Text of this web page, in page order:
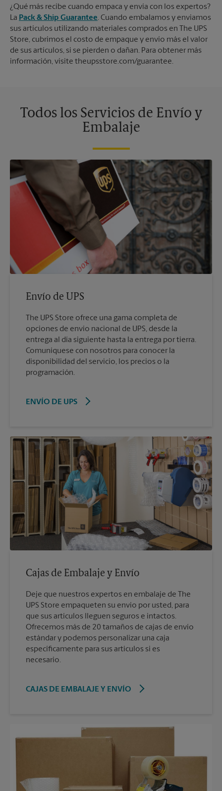
¿Qué más recibe cuando empaca y envía con los expertos?
La Pack & Ship Guarantee. Cuando embalamos y enviamos
sus artículos utilizando materiales comprados en The UPS
Store, cubrimos el costo de empaque y envío más el valor
de sus artículos, si se pierden o dañan. Para obtener más
información, visite theupsstore.com/guarantee.
Todos los Servicios de Envío y
Embalaje
Envío de UPS
The UPS Store ofrece una gama completa de
opciones de envío nacional de UPS, desde la
entrega al día siguiente hasta la entrega por tierra.
Comuníquese con nosotros para conocer la
disponibilidad del servicio, los precios o la
programación.
ENVÍO DE UPS
Cajas de Embalaje y Envío
Deje que nuestros expertos en embalaje de The
UPS Store empaqueten su envío por usted, para
que sus artículos lleguen seguros e intactos.
Ofrecemos más de 20 tamaños de cajas de envío
estándar y podemos personalizar una caja
específicamente para sus artículos si es
necesario.
CAJAS DE EMBALAJE Y ENVÍO